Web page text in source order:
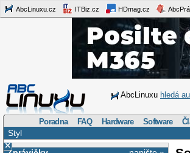
AbcLinuxu.cz ITBiz.cz HDmag.cz
AbcLinuxu hledá
Poradna FAQ Hardware Software
Styl
×